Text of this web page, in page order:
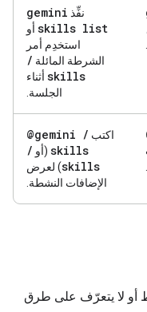
نفِّذ gemini
skills list أو
استخدِم أمر
الشرطة المائلة /
skills أثناء
الجلسة.
اكتب @gemini /
skills (أو /
skills) لعرض
الإضافات النشطة.
أو لا يتعرّف على طرق